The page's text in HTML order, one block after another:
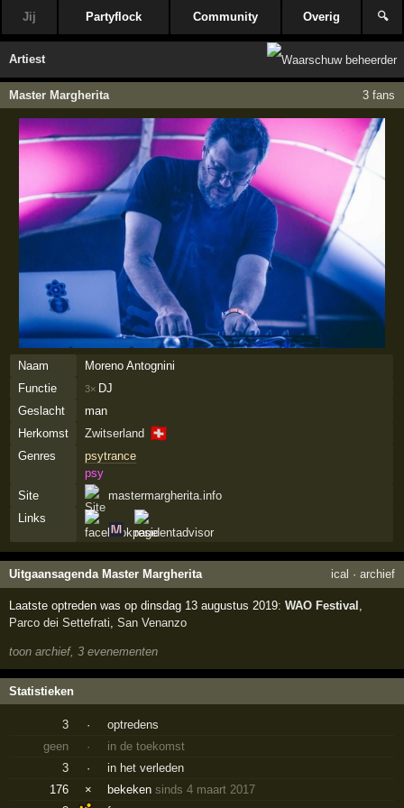
Jij Partyflock Community Overig 🔍
Artiest
Master Margherita 3 fans
Naam
Moreno Antognini
Functie
3× DJ
Geslacht
man
Herkomst
Zwitserland 🇨🇭
Genres
psytrance
psy
Site
mastermargherita.info
Links
Uitgaansagenda Master Margherita ical · archief
Laatste optreden was op dinsdag 13 augustus 2019:WAO Festival
Parco dei Settefrati ,San Venanzo
toon archief, 3 evenementen
Statistieken
3 ·
optredens
geen
·
in de toekomst
3
·
in het verleden
176
× bekekensinds 4 maart 2017